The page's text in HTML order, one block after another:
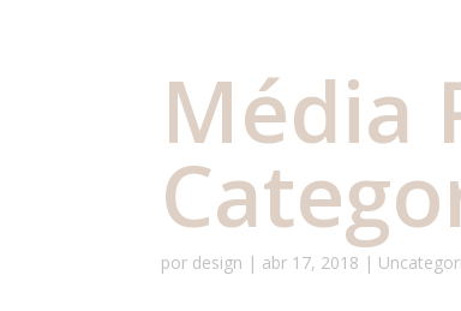
Média
por design | abr 17, 2018 |